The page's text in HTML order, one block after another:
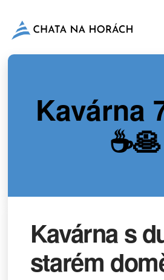
Kavárna
☕🥞
Kavárna s
starém